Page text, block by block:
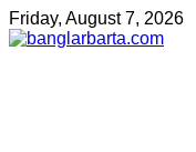
Friday, August 7, 2026